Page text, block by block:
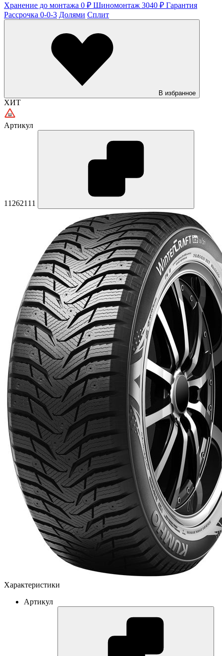
Хранение до монтажа 0 ₽ Шиномонтаж 3040 ₽ Гарантия
Рассрочка 0-0-3 Долями Сплит
В избранное
ХИТ
Артикул
11262111
Характеристики
Артикул